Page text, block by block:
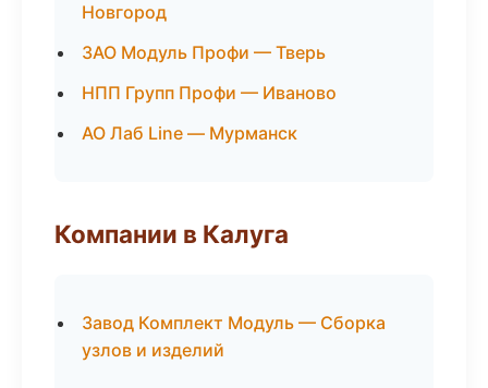
Новгород
ЗАО Модуль Профи — Тверь
НПП Групп Профи — Иваново
АО Лаб Line — Мурманск
Компании в Калуга
Завод Комплект Модуль — Сборка
узлов и изделий